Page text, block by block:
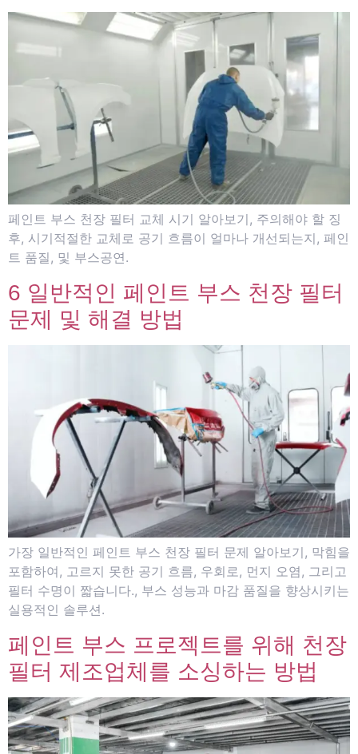
페인트 부스 천장 필터 교체 시기 알아보기, 주의해야 할 징
후, 시기적절한 교체로 공기 흐름이 얼마나 개선되는지, 페인
트 품질, 및 부스공연.
6 일반적인 페인트 부스 천장 필터
문제 및 해결 방법
가장 일반적인 페인트 부스 천장 필터 문제 알아보기, 막힘을
포함하여, 고르지 못한 공기 흐름, 우회로, 먼지 오염, 그리고
필터 수명이 짧습니다., 부스 성능과 마감 품질을 향상시키는
실용적인 솔루션.
페인트 부스 프로젝트를 위해 천장
필터 제조업체를 소싱하는 방법